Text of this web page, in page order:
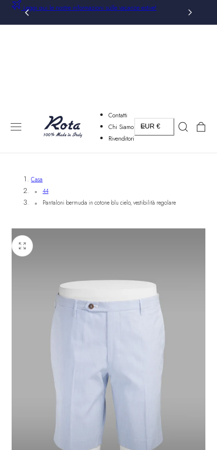
CONTENUTOLeggi qui le nostre informazioni sulle vacanze estive!
Contatti
Chi Siamo
Rivenditori
Paese/regione
EUR € Carrello
Casa
44
Pantaloni bermuda in cotone blu cielo, vestibilità regolare